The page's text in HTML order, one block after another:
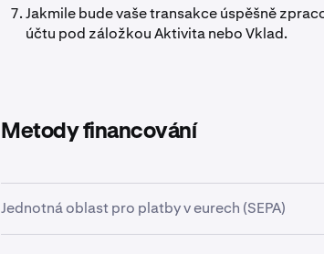
Jakmile bude vaše transakce úspěšně
účtu pod záložkou Aktivita nebo Vklad.
Metody financování
Jednotná oblast pro platby v eurech (SEPA)